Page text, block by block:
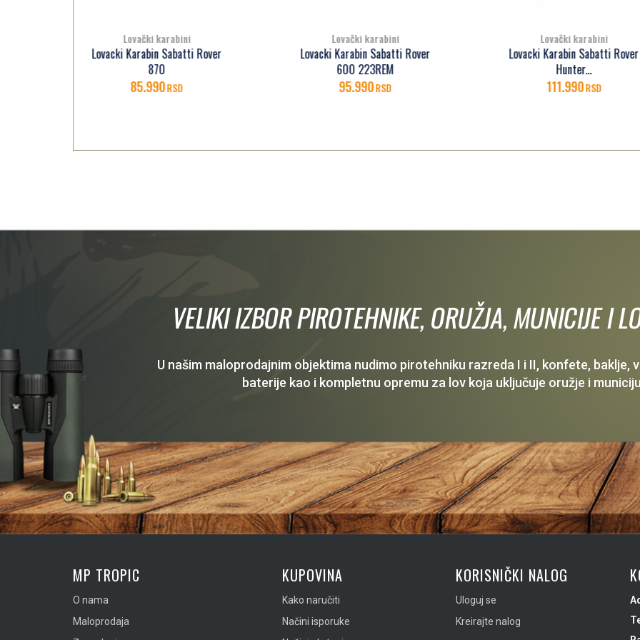
Lovački karabini
Lovacki Karabin Sabatti Rover
600 223REM
95.990RSD
Lovački karabini
Lovacki Karabin Sabatti Rover
Hunter...
111.990RSD
Lovački karabini
Lovacki Karabin Bergara
Timber 308win Levoruki
145.000RSD
VELIKI IZBOR PIROTEHNIKE, ORUŽJA, MUNICIJE I
U našim maloprodajnim objektima nudimo pirotehniku razreda I i II, konfete, baklje,
baterije kao i kompletnu opremu za lov koja uključuje oružje i
MP TROPIC
O nama
Maloprodaja
KUPOVINA
Kako naručiti
Načini isporuke
KORISNIČKI NALOG
Uloguj se
Kreirajte nalog